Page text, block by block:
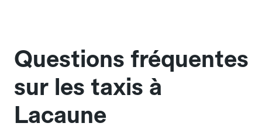
Questions fréquentes
sur les taxis à
Lacaune